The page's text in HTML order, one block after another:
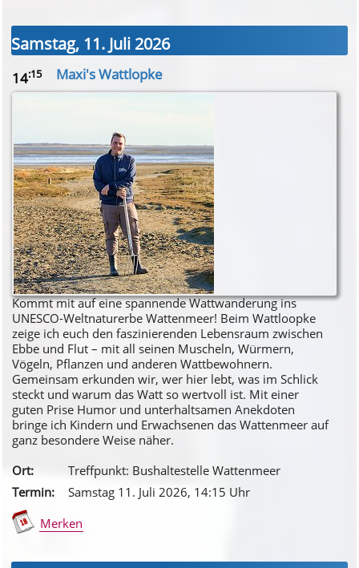
Samstag, 11. Juli 2026
14:15 Maxi's Wattlopke
Kommt mit auf eine spannende Wattwanderung ins
UNESCO-Weltnaturerbe Wattenmeer! Beim Wattloopke
zeige ich euch den faszinierenden Lebensraum zwischen
Ebbe und Flut – mit all seinen Muscheln, Würmern,
Vögeln, Pflanzen und anderen Wattbewohnern.
Gemeinsam erkunden wir, wer hier lebt, was im Schlick
steckt und warum das Watt so wertvoll ist. Mit einer
guten Prise Humor und unterhaltsamen Anekdoten
bringe ich Kindern und Erwachsenen das Wattenmeer auf
ganz besondere Weise näher.
Ort:
Treffpunkt: Bushaltestelle Wattenmeer
Termin:
Samstag 11. Juli 2026, 14:15 Uhr
Merken